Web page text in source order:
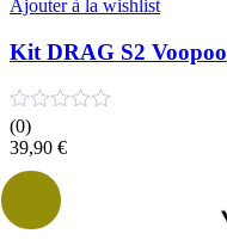
Ajouter à la wishlist
Kit DRAG S2 Voopoo
(0)
39,90 €